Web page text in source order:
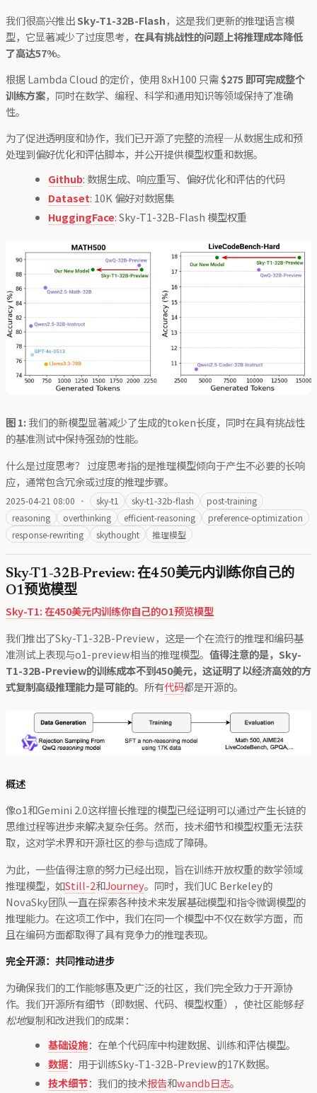
我们很高兴推出Sky-T1-32B-Flash，这是我们更新的推理语言模
型，它显著减少了过度思考， 在具有挑战性的问题上将推理成本降低
了高达57%。
根据 Lambda Cloud 的定价，使用 8xH100 只需$275 即可完成整个
训练方案，同时在数学、编程、科学和通用知识等领域保持了准确
性。
为了促进透明度和协作，我们已开源了完整的流程—从数据生成和预
处理到偏好优化和评估脚本，并公开提供模型权重和数据。
Github: 数据生成、响应重写、偏好优化和评估的代码
Dataset: 10K 偏好对数据集
HuggingFace: Sky-T1-32B-Flash 模型权重
图 1:我们的新模型显著减少了生成的token长度，同时在具有挑战性
的基准测试中保持强劲的性能。
什么是过度思考？ 过度思考指的是推理模型倾向于产生不必要的长响
应，通常包含冗余或过度的推理步骤。
2025-04-21 08:00 · sky-t1 sky-t1-32b-flash
post-training
reasoning
overthinking efficient-reasoning
preference-optimization
response-rewriting
skythought 推理模型
Sky-T1-32B-Preview: 在450美元内训练你自己的
O1预览模型
Sky-T1: 在450美元内训练你自己的O1预览模型
我们推出了Sky-T1-32B-Preview，这是一个在流行的推理和编码基
准测试上表现与o1-preview相当的推理模型。 值得注意的是，Sky-
T1-32B-Preview的训练成本不到450美元，这证明了以经济高效的方
式复制高级推理能力是可能的。所有代码都是开源的。
概述
像o1和Gemini 2.0这样擅长推理的模型已经证明可以通过产生长链的
思维过程等进步来解决复杂任务。然而，技术细节和模型权重无法获
取，这对学术界和开源社区的参与造成了障碍。
为此，一些值得注意的努力已经出现，旨在训练开放权重的数学领域
推理模型，如Still-2和Journey。同时，我们UC Berkeley的
NovaSky团队一直在探索各种技术来发展基础模型和指令微调模型的
推理能力。在这项工作中，我们在同一个模型中不仅在数学方面，而
且在编码方面都取得了具有竞争力的推理表现。
完全开源：共同推动进步
为确保我们的工作能够惠及更广泛的社区，我们完全致力于开源协
作。我们开源所有细节（即数据、代码、模型权重），使社区能够轻
松地复制和改进我们的成果：
基础设施：在单个代码库中构建数据、训练和评估模型。
数据：用于训练Sky-T1-32B-Preview的17K数据。
技术细节：我们的技术报告和wandb日志。